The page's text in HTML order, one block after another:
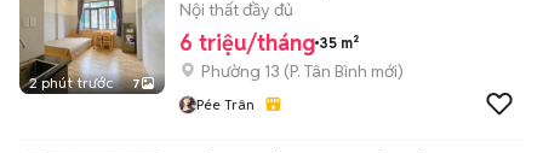
2 phút trước 7
T3 TÂN BÌNH
Nội thất đầy đủ
6 triệu/tháng 35 m²
Phường 13 (P. Tân Bình mới)
Pée Trân